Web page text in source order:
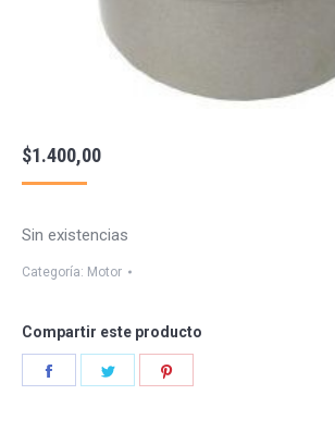
$1.400,00
Sin existencias
Categoría: Motor
Compartir este producto